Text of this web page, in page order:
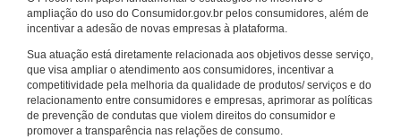
ampliação do uso do Consumidor.gov.br pelos consumidores, além de
incentivar a adesão de novas empresas à plataforma.
Sua atuação está diretamente relacionada aos objetivos desse serviço,
que visa ampliar o atendimento aos consumidores, incentivar a
competitividade pela melhoria da qualidade de produtos/ serviços e do
relacionamento entre consumidores e empresas, aprimorar as políticas
de prevenção de condutas que violem direitos do consumidor e
promover a transparência nas relações de consumo.